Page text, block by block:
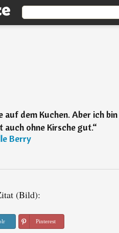
auf dem Kuchen. Aber ich bin
auch ohne Kirsche gut.“
Berry
(Bild):
Pinterest